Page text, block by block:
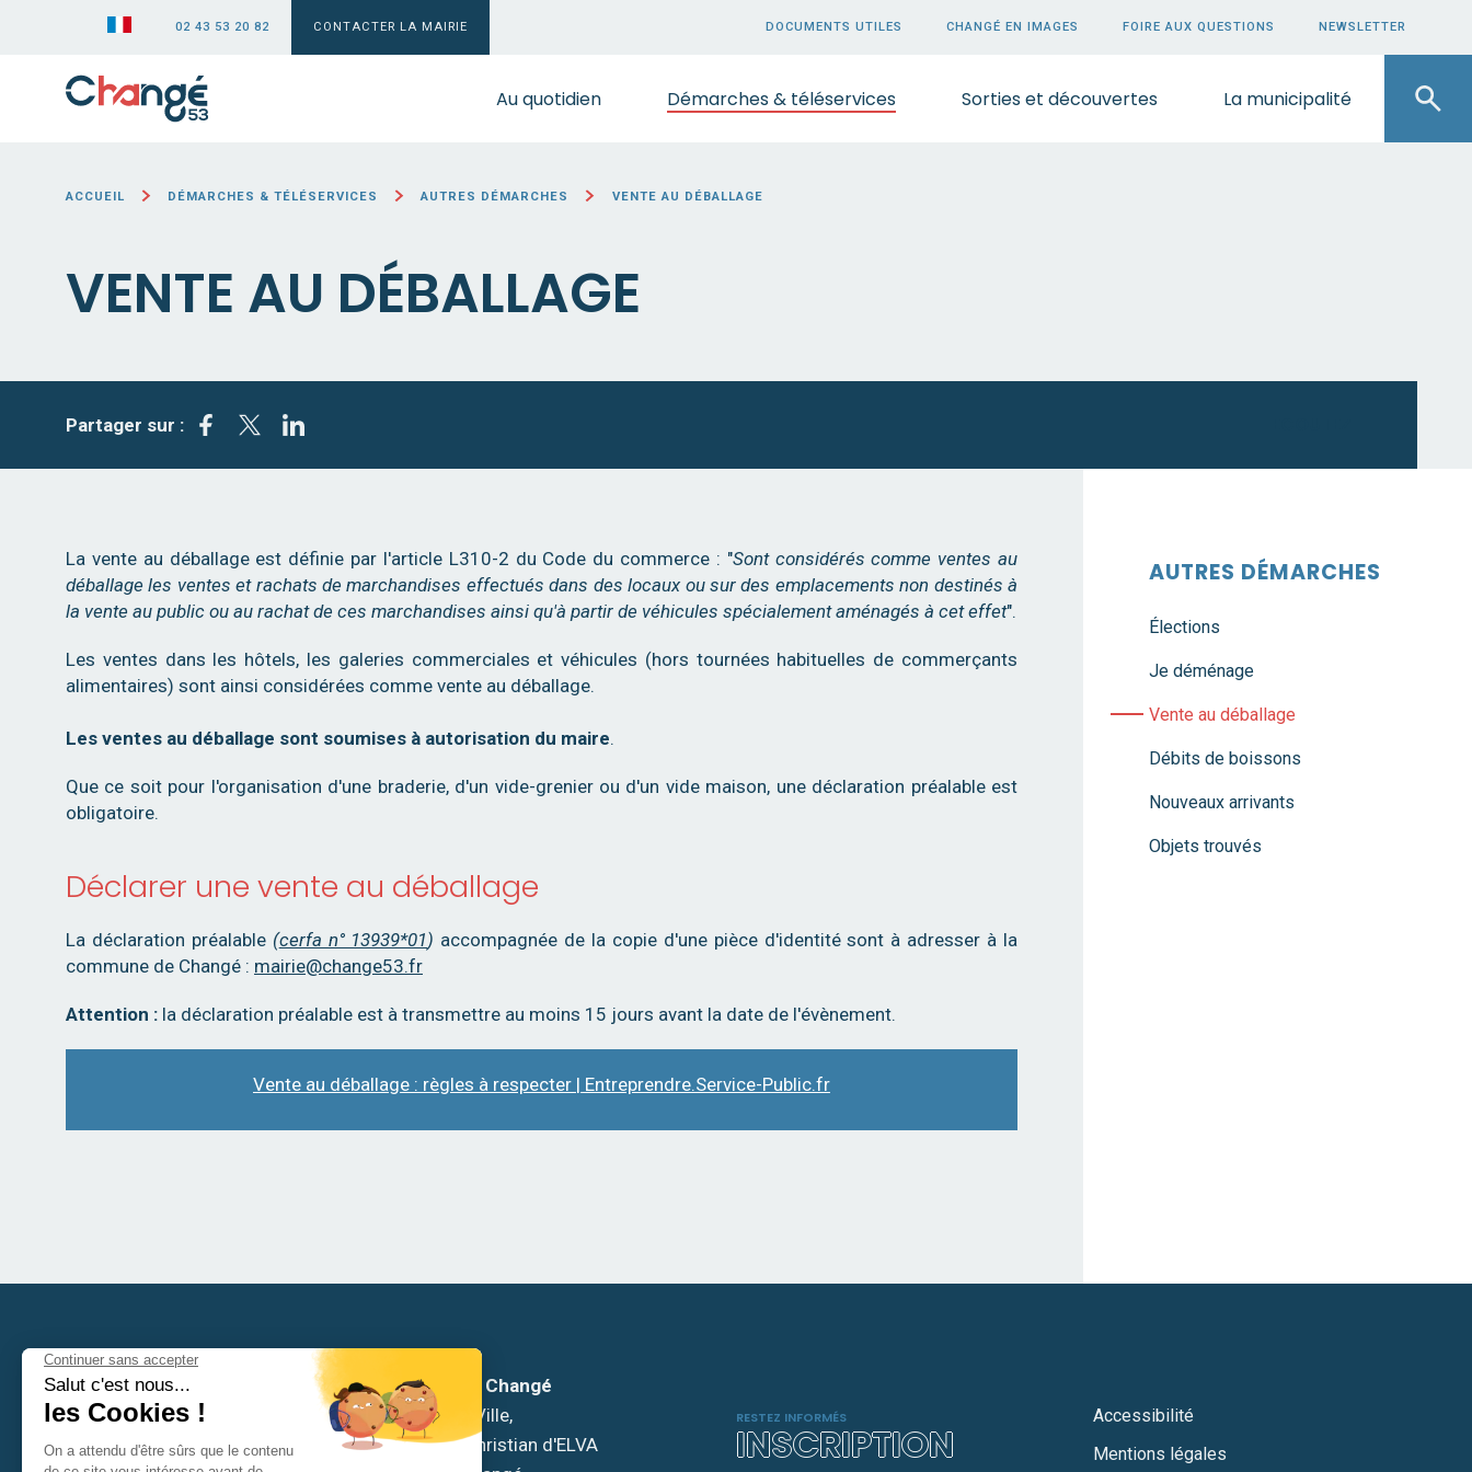
DOCUMENTS UTILES CHANGÉ EN IMAGES FOIRE AUX QUESTIONS NEWSLETTER
02 43 53 20 82 CONTACTER LA MAIRIE
Au quotidien Démarches & téléservices Sorties et découvertes La municipalité
ACCUEIL DÉMARCHES & TÉLÉSERVICES AUTRES DÉMARCHES VENTE AU DÉBALLAGE
VENTE AU DÉBALLAGE
Partager sur :
La vente au déballage est définie par l'article L310-2 du Code du commerce : "Sont considérés comme ventes au
déballage les ventes et rachats de marchandises effectués dans des locaux ou sur des emplacements non destinés à
la vente au public ou au rachat de ces marchandises ainsi qu'à partir de véhicules spécialement aménagés à cet effet".
Les ventes dans les hôtels, les galeries commerciales et véhicules (hors tournées habituelles de commerçants
alimentaires) sont ainsi considérées comme vente au déballage.
Les ventes au déballage sont soumises à autorisation du maire.
Que ce soit pour l'organisation d'une braderie, d'un vide-grenier ou d'un vide maison, une déclaration préalable est
obligatoire.
Déclarer une vente au déballage
La déclaration préalable (cerfa n° 13939*01) accompagnée de la copie d'une pièce d'identité sont à adresser à la
commune de Changé : mairie@change53.fr
Attention : la déclaration préalable est à transmettre au moins 15 jours avant la date de l'évènement.
Vente au déballage : règles à respecter | Entreprendre.Service-Public.fr
AUTRES DÉMARCHES
Élections
Je déménage
Vente au déballage
Débits de boissons
Nouveaux arrivants
Objets trouvés
Mairie de Changé
Hôtel de Ville,
6 place Christian d'ELVA
RESTEZ INFORMÉS
INSCRIPTION
Accessibilité
Mentions légales